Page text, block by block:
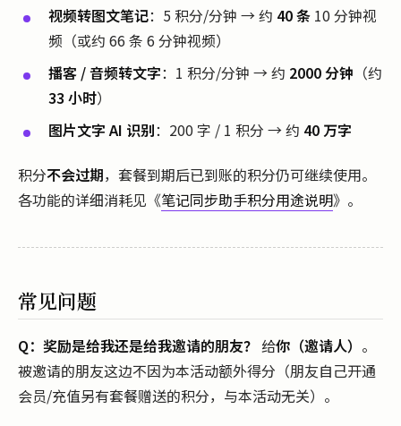
视频转图文笔记：5 积分/分钟 → 约 40 条 10 分钟视
频（或约 66 条 6 分钟视频）
播客 / 音频转文字：1 积分/分钟 → 约 2000 分钟 （约
33 小时）
图片文字 AI 识别：200 字 / 1 积分 → 约 40 万字
积分不会过期，套餐到期后已到账的积分仍可继续使用。
各功能的详细消耗见《笔记同步助手积分用途说明》。
常见问题
Q：奖励是给我还是给我邀请的朋友？ 给你（邀请人） 。
被邀请的朋友这边不因为本活动额外得分（朋友自己开通
会员/充值另有套餐赠送的积分，与本活动无关）。